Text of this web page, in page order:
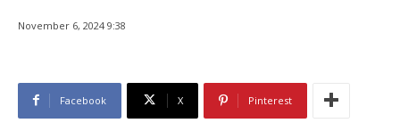
November 6, 2024 9:38
Facebook X Pinterest